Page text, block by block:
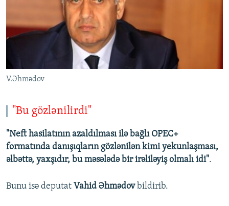
V.Əhmədov
"Bu gözlənilirdi"
"Neft hasilatının azaldılması ilə bağlı OPEC+
formatında danışıqların gözlənilən kimi yekunlaşması,
əlbəttə, yaxşıdır, bu məsələdə bir irəliləyiş olmalı idi".
Bunu isə deputat Vahid Əhmədovbildirib.